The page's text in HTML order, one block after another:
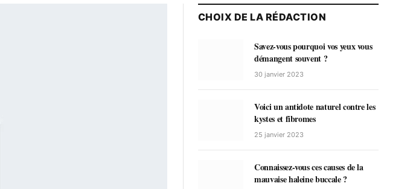
CHOIX DE LA RÉDACTION
Savez-vous pourquoi vos yeux vous
démangent souvent ?
30 janvier 2023
Voici un antidote naturel contre les
kystes et fibromes
25 janvier 2023
Connaissez-vous ces causes de la
mauvaise haleine buccale ?